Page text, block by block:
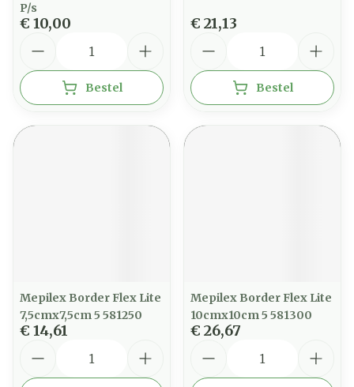
P/s
€ 10,00
Bestel
€ 21,13
Bestel
Mepilex Border Flex Lite
7,5cmx7,5cm 5 581250
€ 14,61
Mepilex Border Flex Lite
10cmx10cm 5 581300
€ 26,67